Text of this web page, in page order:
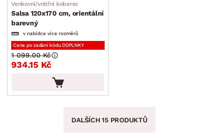
Venkovní/vnitřní koberec
Salsa 120x170 cm, orientální
barevný
v nabídce více rozměrů
Cena po zadání kódu DOPLNKY
934.15 Kč
1 099.00 Kč
DALŠÍCH 15 PRODUKTŮ